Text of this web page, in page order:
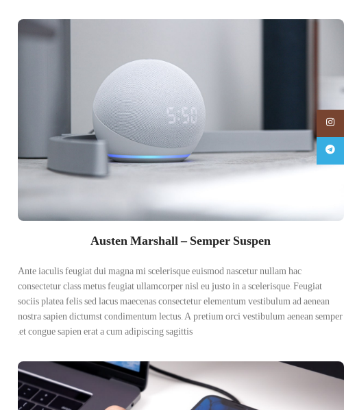
Austen Marshall – Semper Suspen
Ante iaculis feugiat dui magna mi scelerisque euismod nascetur nullam hac
consectetur class metus feugiat ullamcorper nisl eu justo in a scelerisque. Feugiat
sociis platea felis sed lacus maecenas consectetur elementum vestibulum ad aenean
nostra sapien dictumst condimentum lectus. A pretium orci vestibulum aenean semper
et congue sapien erat a cum adipiscing sagittis.
Telegram